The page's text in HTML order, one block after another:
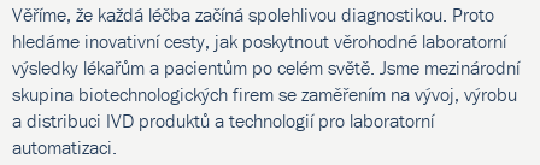
Věříme, že každá léčba začíná spolehlivou diagnostikou. Proto
hledáme inovativní cesty, jak poskytnout věrohodné laboratorní
výsledky lékařům a pacientům po celém světě. Jsme mezinárodní
skupina biotechnologických firem se zaměřením na vývoj, výrobu
a distribuci IVD produktů a technologií pro laboratorní
automatizaci.